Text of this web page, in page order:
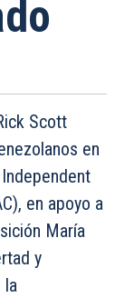
Scott
en
en apoyo a
María
y
la